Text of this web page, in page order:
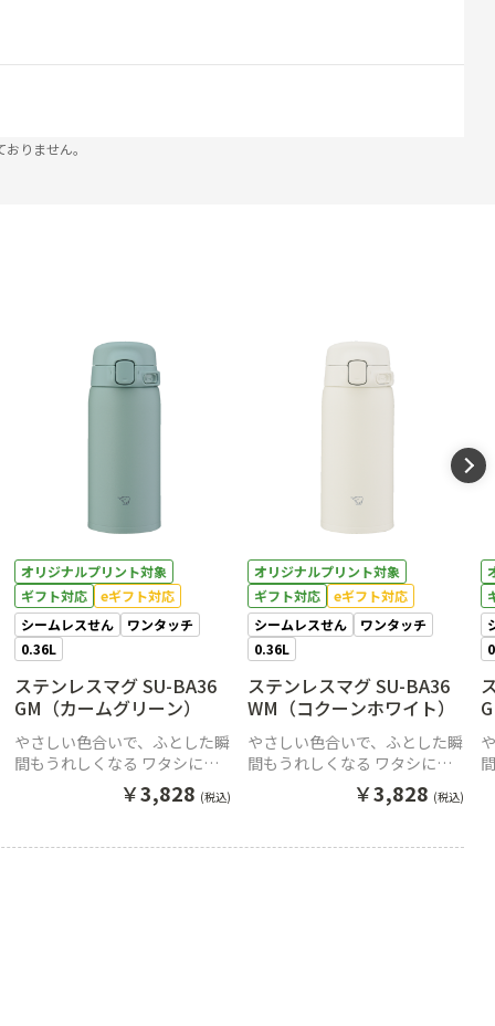
りません。
オリジナルプリント対象
ギフト対応
eギフト対応
シームレスせん
ワンタッチ
0.36L
ステンレスマグ SU-BA36
GM（カームグリーン）
やさしい色合いで、ふとした瞬
間もうれしくなる ワタシにち
ょうどいいワンタッチマグ。
￥3,828 (税込)
オリジナルプリント対象
ギフト対応
eギフト対応
シームレスせん
ワンタッチ
0.36L
ステンレスマグ SU-BA36
WM（コクーンホワイト）
やさしい色合いで、ふとした瞬
間もうれしくなる ワタシにち
ょうどいいワンタッチマグ。
￥3,828 (税込)